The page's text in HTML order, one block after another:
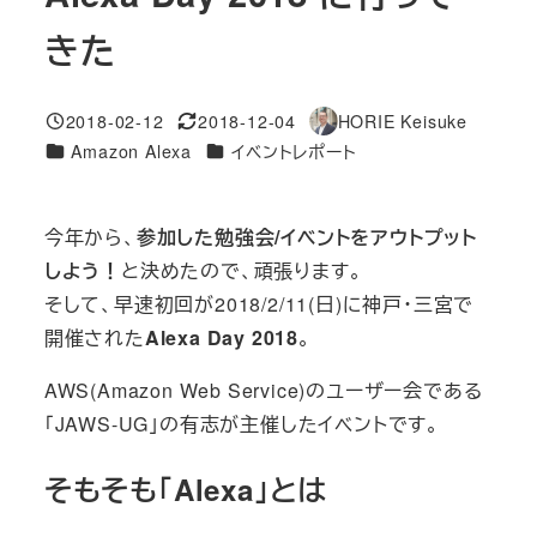
きた
投稿日
2018-02-12
更新日
2018-12-04
著
者
HORIE Keisuke
カテゴリー
Amazon Alexa カテゴリー
イベントレポート
今年から、 参加した勉強会/イベントをアウトプット
しよう！ と決めたので、頑張ります。
そして、早速初回が2018/2/11(日)に神戸・三宮で
開催されたAlexa Day 2018。
AWS(Amazon Web Service)のユーザー会である
「JAWS-UG」の有志が主催したイベントです。
そもそも「Alexa」とは